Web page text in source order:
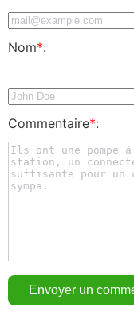
Nom*:
Commentaire*: